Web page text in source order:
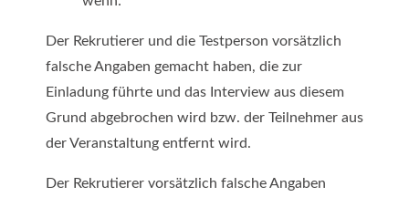
Der Rekrutierer und die Testperson vorsätzlich
falsche Angaben gemacht haben, die zur
Einladung führte und das Interview aus diesem
Grund abgebrochen wird bzw. der Teilnehmer aus
der Veranstaltung entfernt wird.
Der Rekrutierer vorsätzlich falsche Angaben